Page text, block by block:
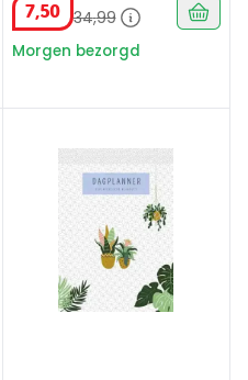
7,50 34,99
Morgen bezorgd